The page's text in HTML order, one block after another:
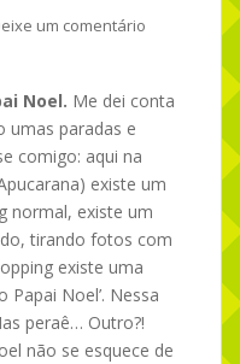
um comentário
Noel. Me dei conta
umas paradas e
comigo: aqui na
existe um
normal, existe um
tirando fotos com
existe uma
Papai Noel’. Nessa
peraê… Outro?!
não se esquece de